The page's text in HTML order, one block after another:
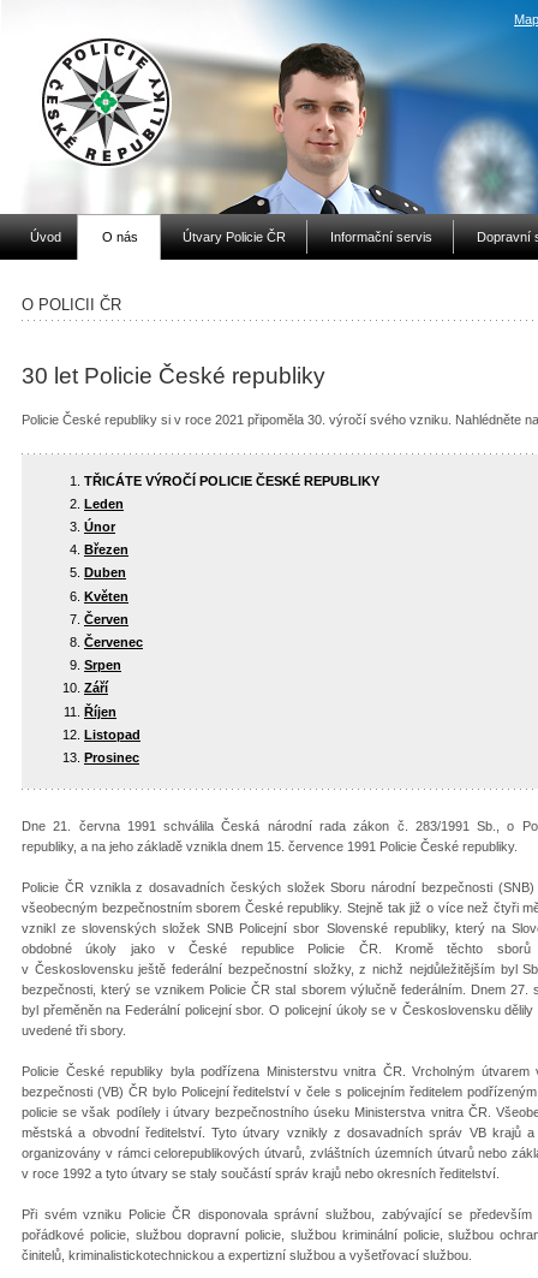
Úvod O nás Útvary Policie ČR Informační servis Dopravní
O POLICII ČR
30 let Policie České republiky
Policie České republiky si v roce 2021 připoměla 30. výročí svého vzniku. Nahlédněte
TŘICÁTE VÝROČÍ POLICIE ČESKÉ REPUBLIKY
Leden
Únor
Březen
Duben
Květen
Červen
Červenec
Srpen
Září
Říjen
Listopad
Prosinec
Dne 21. června 1991 schválila Česká národní rada zákon č. 283/1991 Sb., o
republiky, a na jeho základě vznikla dnem 15. července 1991 Policie České republiky.
Policie ČR vznikla z dosavadních českých složek Sboru národní bezpečnosti
všeobecným bezpečnostním sborem České republiky. Stejně tak již o více než čtyři
vznikl ze slovenských složek SNB Policejní sbor Slovenské republiky, který na
obdobné úkoly jako v České republice Policie ČR. Kromě těchto sborů
v Československu ještě federální bezpečnostní složky, z nichž nejdůležitějším byl
bezpečnosti, který se vznikem Policie ČR stal sborem výlučně federálním. Dnem 27.
byl přeměněn na Federální policejní sbor. O policejní úkoly se v Československu dělily
uvedené tři sbory.
Policie České republiky byla podřízena Ministerstvu vnitra ČR. Vrcholným
bezpečnosti (VB) ČR bylo Policejní ředitelství v čele s policejním ředitelem
policie se však podílely i útvary bezpečnostního úseku Ministerstva vnitra ČR.
městská a obvodní ředitelství. Tyto útvary vznikly z dosavadních správ VB krajů
organizovány v rámci celorepublikových útvarů, zvláštních územních útvarů nebo
v roce 1992 a tyto útvary se staly součástí správ krajů nebo okresních ředitelství.
Při svém vzniku Policie ČR disponovala správní službou, zabývající se
pořádkové policie, službou dopravní policie, službou kriminální policie, službou
činitelů, kriminalistickotechnickou a expertizní službou a vyšetřovací službou.